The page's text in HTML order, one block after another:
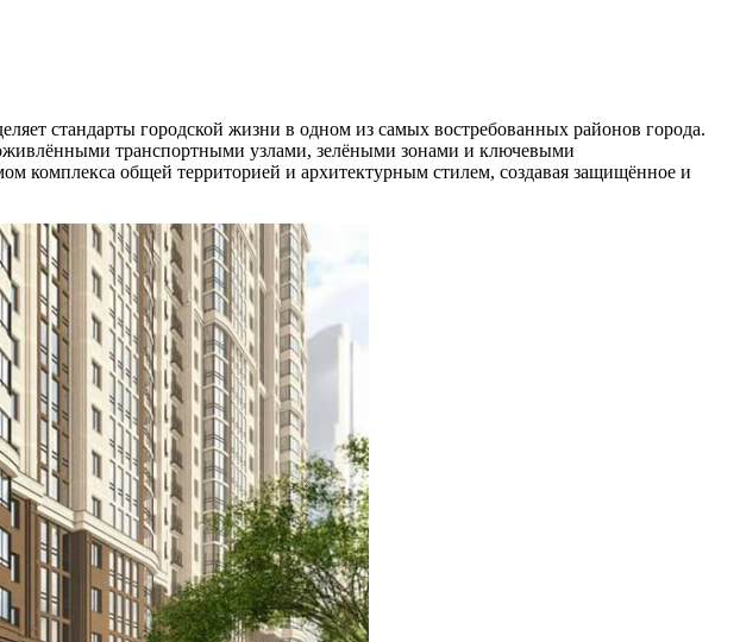
стандарты городской жизни в одном из самых востребованных районов города.
транспортными узлами, зелёными зонами и ключевыми
комплекса общей территорией и архитектурным стилем, создавая защищённое и